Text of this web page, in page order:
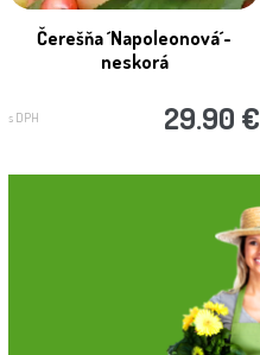
Čerešňa ´Napoleonová´-
neskorá
s DPH 29.90 €